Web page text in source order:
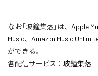
なお「玻鐘集落」は、 Apple
Music、 Amazon Music
ができる。
各配信サービス： 玻鐘集落